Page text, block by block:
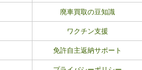
廃車買取の豆知識
ワクチン支援
免許自主返納サポート